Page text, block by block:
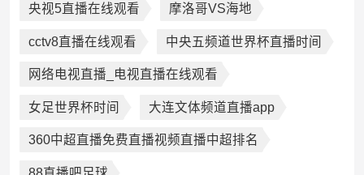
央视5直播在线观看 摩洛哥VS海地
cctv8直播在线观看 中央五频道世界杯直播时间
网络电视直播_电视直播在线观看
女足世界杯时间 大连文体频道直播app
360中超直播免费直播视频直播中超排名